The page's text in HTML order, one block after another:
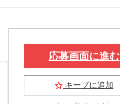
応募画面に進む
キープに追加